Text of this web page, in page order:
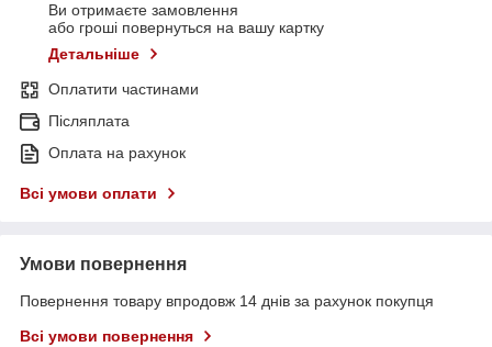
Ви отримаєте замовлення
або гроші повернуться на вашу картку
Детальніше
Оплатити частинами
Післяплата
Оплата на рахунок
Всі умови оплати
Умови повернення
Повернення товару впродовж 14 днів за рахунок покупця
Всі умови повернення